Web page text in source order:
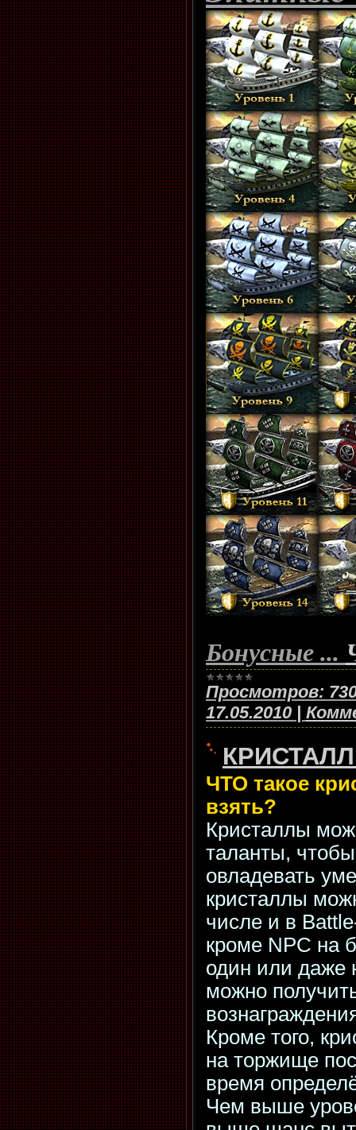
Бонусные ...
Просмотров:
17.05.2010 |
ЧТО такое
взять?
Кристаллы
таланты,
овладевать
кристаллы
числе и в
кроме NPC на
один или даже
можно
Кроме того,
на торжище
время
Чем выше